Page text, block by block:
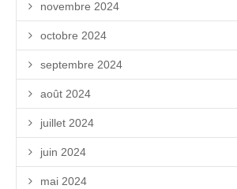
novembre 2024
octobre 2024
septembre 2024
août 2024
juillet 2024
juin 2024
mai 2024